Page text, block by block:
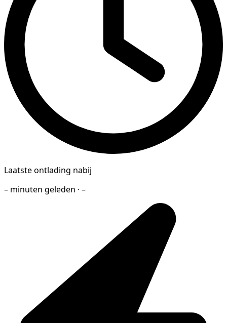
Laatste ontlading nabij
– minuten geleden · –